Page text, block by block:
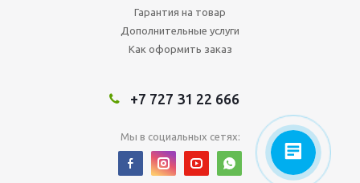
Гарантия на товар
Дополнительные услуги
Как оформить заказ
+7 727 31 22 666
Мы в социальных сетях: